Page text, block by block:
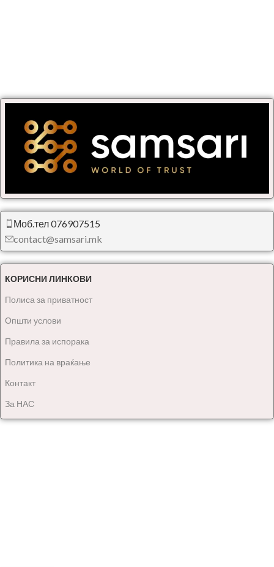
Моб.тел 076907515
contact@samsari.mk
КОРИСНИ ЛИНКОВИ
Полиса за приватност
Општи услови
Правила за испорака
Политика на враќање
Контакт
За НАС